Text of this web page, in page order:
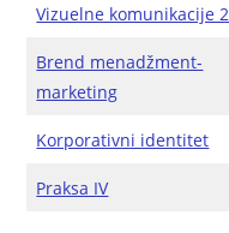
Vizuelne komunikacije 2
Brend menadžment-
marketing
Korporativni identitet
Praksa IV